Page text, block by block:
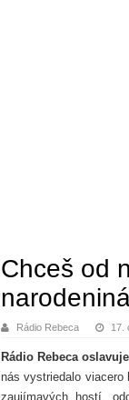
Chceš od
Rádio Rebeca 17.
Rádio Rebeca
nás vystriedalo
zaujímavých hostí,